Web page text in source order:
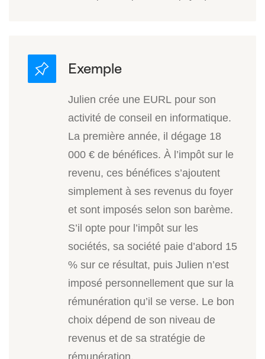
Julien crée une EURL pour son
activité de conseil en informatique.
La première année, il dégage 18
000 € de bénéfices. À l’impôt sur le
revenu, ces bénéfices s’ajoutent
simplement à ses revenus du foyer
et sont imposés selon son barème.
S’il opte pour l’impôt sur les
sociétés, sa société paie d’abord 15
% sur ce résultat, puis Julien n’est
imposé personnellement que sur la
rémunération qu’il se verse. Le bon
choix dépend de son niveau de
revenus et de sa stratégie de
rémunération.